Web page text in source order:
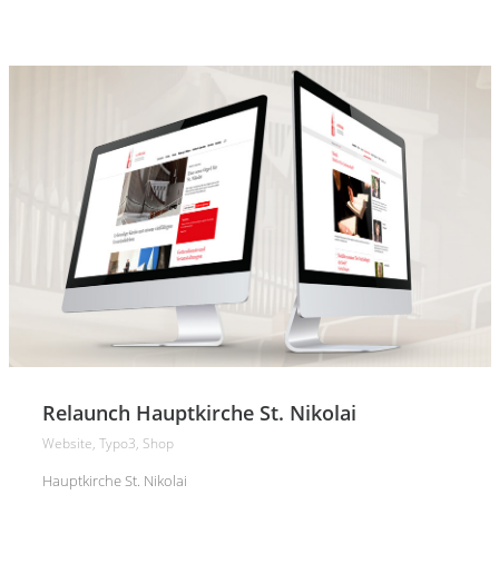
Relaunch Hauptkirche St. Nikolai
Website, Typo3, Shop
Hauptkirche St. Nikolai